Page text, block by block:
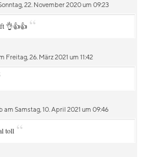
22. November 2020 um 09:23
👌👍👍 “
Freitag, 26. März 2021 um 11:42
am Samstag, 10. April 2021 um 09:46
toll “